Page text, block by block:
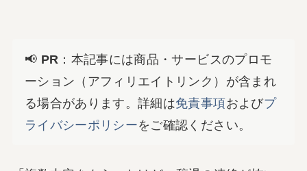
📢 PR ：本記事には商品・サービスのプロモ
ーション（アフィリエイトリンク）が含まれ
る場合があります。詳細は免責事項およびプ
ライバシーポリシーをご確認ください。